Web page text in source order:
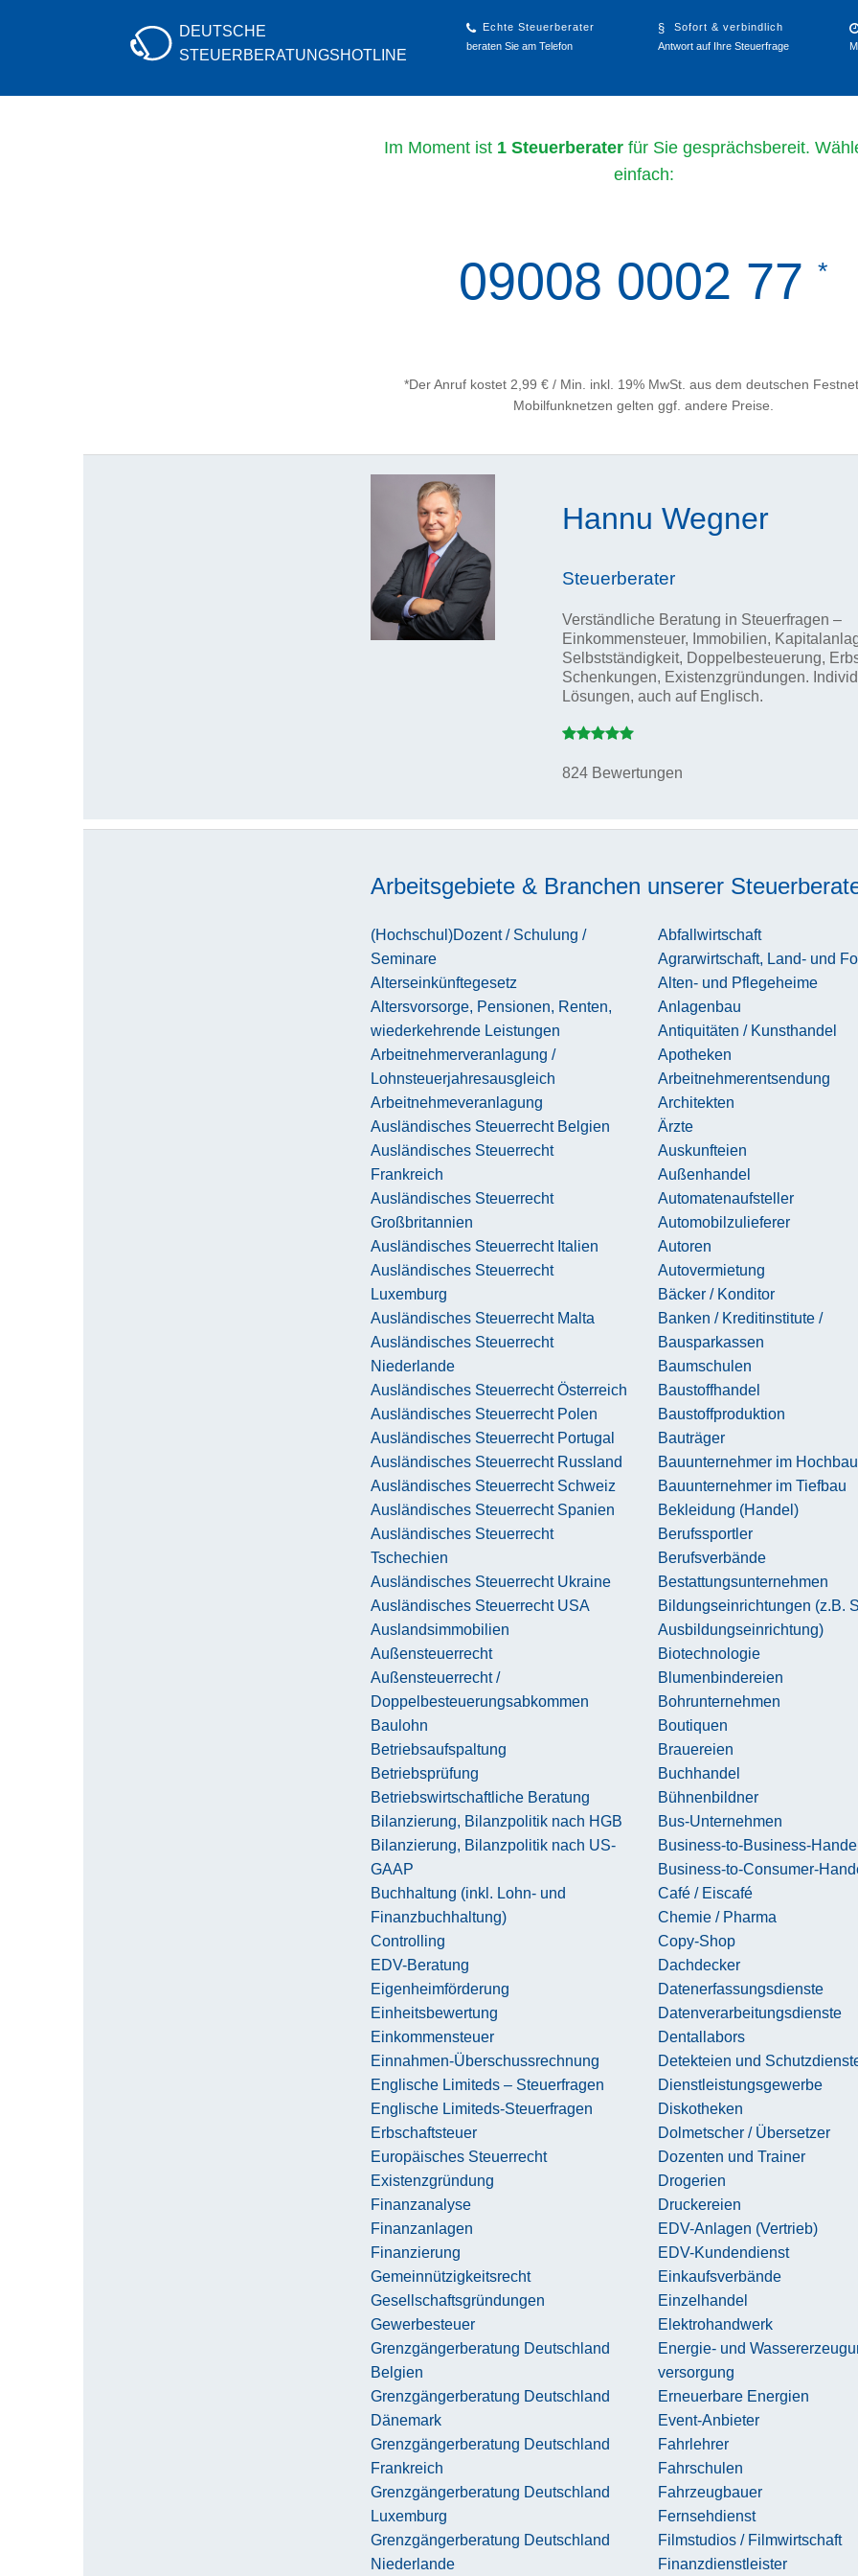
DEUTSCHE
STEUERBERATUNGSHOTLINE
Echte Steuerberater
beraten Sie am Telefon
Sofort & verbindlich
Antwort auf Ihre Steuerfrage
Im Moment ist 1 Steuerberater für Sie gesprächsbereit.
einfach:
09008 0002 77 *
*Der Anruf kostet 2,99 € / Min. inkl. 19% MwSt. aus dem deutschen
Mobilfunknetzen gelten ggf. andere Preise.
Hannu Wegner
Steuerberater
Verständliche Beratung in Steuerfragen –
Einkommensteuer, Immobilien,
Selbstständigkeit, Doppelbesteuerung,
Schenkungen, Existenzgründungen.
Lösungen, auch auf Englisch.
824 Bewertungen
Arbeitsgebiete & Branchen unserer
(Hochschul)Dozent / Schulung /
Seminare
Alterseinkünftegesetz
Altersvorsorge, Pensionen, Renten,
wiederkehrende Leistungen
Arbeitnehmerveranlagung /
Lohnsteuerjahresausgleich
Arbeitnehmeveranlagung
Ausländisches Steuerrecht Belgien
Ausländisches Steuerrecht
Frankreich
Ausländisches Steuerrecht
Großbritannien
Ausländisches Steuerrecht Italien
Ausländisches Steuerrecht
Luxemburg
Ausländisches Steuerrecht Malta
Ausländisches Steuerrecht
Niederlande
Ausländisches Steuerrecht Österreich
Ausländisches Steuerrecht Polen
Ausländisches Steuerrecht Portugal
Ausländisches Steuerrecht Russland
Ausländisches Steuerrecht Schweiz
Ausländisches Steuerrecht Spanien
Ausländisches Steuerrecht
Tschechien
Ausländisches Steuerrecht Ukraine
Ausländisches Steuerrecht USA
Auslandsimmobilien
Außensteuerrecht
Außensteuerrecht /
Doppelbesteuerungsabkommen
Baulohn
Betriebsaufspaltung
Betriebsprüfung
Betriebswirtschaftliche Beratung
Bilanzierung, Bilanzpolitik nach HGB
Bilanzierung, Bilanzpolitik nach US-
GAAP
Buchhaltung (inkl. Lohn- und
Finanzbuchhaltung)
Controlling
EDV-Beratung
Eigenheimförderung
Einheitsbewertung
Einkommensteuer
Einnahmen-Überschussrechnung
Englische Limiteds – Steuerfragen
Englische Limiteds-Steuerfragen
Erbschaftsteuer
Europäisches Steuerrecht
Existenzgründung
Finanzanalyse
Finanzanlagen
Finanzierung
Gemeinnützigkeitsrecht
Gesellschaftsgründungen
Gewerbesteuer
Grenzgängerberatung Deutschland
Belgien
Grenzgängerberatung Deutschland
Dänemark
Grenzgängerberatung Deutschland
Frankreich
Grenzgängerberatung Deutschland
Luxemburg
Grenzgängerberatung Deutschland
Niederlande
Abfallwirtschaft
Agrarwirtschaft, Land- und
Alten- und Pflegeheime
Anlagenbau
Antiquitäten / Kunsthandel
Apotheken
Arbeitnehmerentsendung
Architekten
Ärzte
Auskunfteien
Außenhandel
Automatenaufsteller
Automobilzulieferer
Autoren
Autovermietung
Bäcker / Konditor
Banken / Kreditinstitute /
Bausparkassen
Baumschulen
Baustoffhandel
Baustoffproduktion
Bauträger
Bauunternehmer im Hochbau
Bauunternehmer im Tiefbau
Bekleidung (Handel)
Berufssportler
Berufsverbände
Bestattungsunternehmen
Bildungseinrichtungen (z.B.
Ausbildungseinrichtung)
Biotechnologie
Blumenbindereien
Bohrunternehmen
Boutiquen
Brauereien
Buchhandel
Bühnenbildner
Bus-Unternehmen
Business-to-Business-Handel
Business-to-Consumer-
Café / Eiscafé
Chemie / Pharma
Copy-Shop
Dachdecker
Datenerfassungsdienste
Datenverarbeitungsdienste
Dentallabors
Detekteien und
Dienstleistungsgewerbe
Diskotheken
Dolmetscher / Übersetzer
Dozenten und Trainer
Drogerien
Druckereien
EDV-Anlagen (Vertrieb)
EDV-Kundendienst
Einkaufsverbände
Einzelhandel
Elektrohandwerk
Energie- und
versorgung
Erneuerbare Energien
Event-Anbieter
Fahrlehrer
Fahrschulen
Fahrzeugbauer
Fernsehdienst
Filmstudios / Filmwirtschaft
Finanzdienstleister